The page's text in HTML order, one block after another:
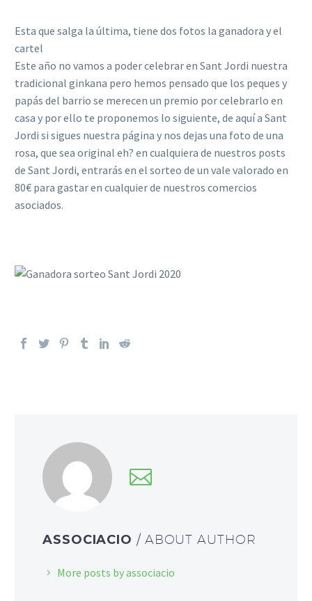
Esta que salga la última, tiene dos fotos la ganadora y el
cartel
Este año no vamos a poder celebrar en Sant Jordi nuestra
tradicional ginkana pero hemos pensado que los peques y
papás del barrio se merecen un premio por celebrarlo en
casa y por ello te proponemos lo siguiente, de aquí a Sant
Jordi si sigues nuestra página y nos dejas una foto de una
rosa, que sea original eh? en cualquiera de nuestros posts
de Sant Jordi, entrarás en el sorteo de un vale valorado en
80€ para gastar en cualquier de nuestros comercios
asociados.
ASSOCIACIO / ABOUT AUTHOR
More posts by associacio